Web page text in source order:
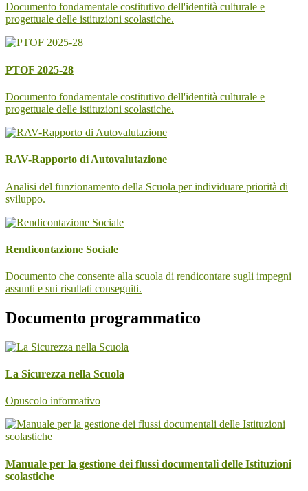
Documento fondamentale costitutivo dell'identità culturale e
progettuale delle istituzioni scolastiche.
PTOF 2025-28
Documento fondamentale costitutivo dell'identità culturale e
progettuale delle istituzioni scolastiche.
RAV-Rapporto di Autovalutazione
Analisi del funzionamento della Scuola per individuare priorità di
sviluppo.
Rendicontazione Sociale
Documento che consente alla scuola di rendicontare sugli impegni
assunti e sui risultati conseguiti.
Documento programmatico
La Sicurezza nella Scuola
Opuscolo informativo
Manuale per la gestione dei flussi documentali delle Istituzioni
scolastiche